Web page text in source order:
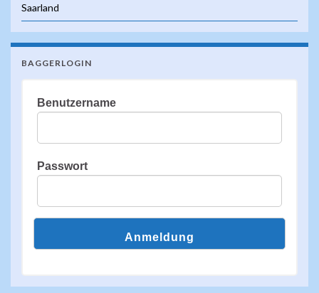
Saarland
BAGGERLOGIN
Benutzername
Passwort